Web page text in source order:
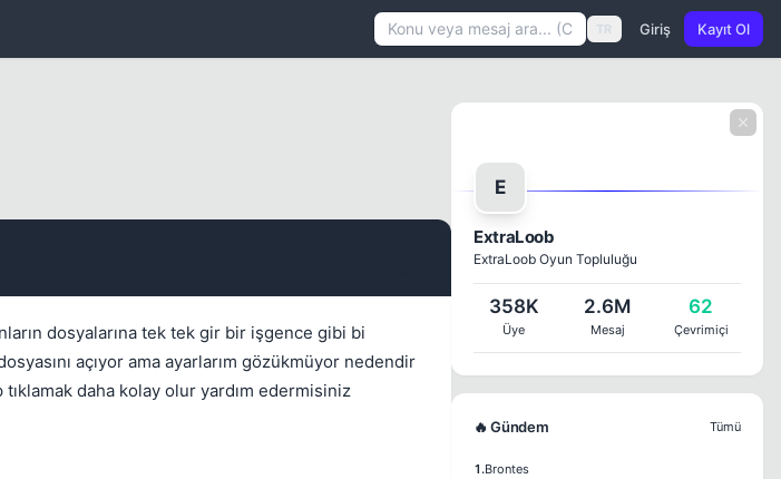
TR Giriş Kayıt Ol
dosyalarına tek tek gir bir işgence gibi bi
açıyor ama ayarlarım gözükmüyor nedendir
tıklamak daha kolay olur yardım edermisiniz
Kapat
E
ExtraLoob
ExtraLoob Oyun Topluluğu
358K
Üye
2.6M
Mesaj
62
Çevrimiçi
🔥 Gündem Tümü
1.Brontes